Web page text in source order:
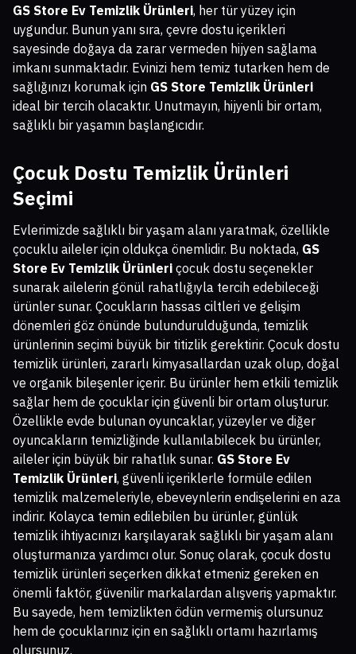
GS Store Ev Temizlik Ürünleri, her tür yüzey için
uygundur. Bunun yanı sıra, çevre dostu içerikleri
sayesinde doğaya da zarar vermeden hijyen sağlama
imkanı sunmaktadır. Evinizi hem temiz tutarken hem de
sağlığınızı korumak için GS Store Temizlik Ürünleri
ideal bir tercih olacaktır. Unutmayın, hijyenli bir ortam,
sağlıklı bir yaşamın başlangıcıdır.
Çocuk Dostu Temizlik Ürünleri
Seçimi
Evlerimizde sağlıklı bir yaşam alanı yaratmak, özellikle
çocuklu aileler için oldukça önemlidir. Bu noktada, GS
Store Ev Temizlik Ürünleri çocuk dostu seçenekler
sunarak ailelerin gönül rahatlığıyla tercih edebileceği
ürünler sunar. Çocukların hassas ciltleri ve gelişim
dönemleri göz önünde bulundurulduğunda, temizlik
ürünlerinin seçimi büyük bir titizlik gerektirir. Çocuk dostu
temizlik ürünleri, zararlı kimyasallardan uzak olup, doğal
ve organik bileşenler içerir. Bu ürünler hem etkili temizlik
sağlar hem de çocuklar için güvenli bir ortam oluşturur.
Özellikle evde bulunan oyuncaklar, yüzeyler ve diğer
oyuncakların temizliğinde kullanılabilecek bu ürünler,
aileler için büyük bir rahatlık sunar. GS Store Ev
Temizlik Ürünleri, güvenli içeriklerle formüle edilen
temizlik malzemeleriyle, ebeveynlerin endişelerini en aza
indirir. Kolayca temin edilebilen bu ürünler, günlük
temizlik ihtiyacınızı karşılayarak sağlıklı bir yaşam alanı
oluşturmanıza yardımcı olur. Sonuç olarak, çocuk dostu
temizlik ürünleri seçerken dikkat etmeniz gereken en
önemli faktör, güvenilir markalardan alışveriş yapmaktır.
Bu sayede, hem temizlikten ödün vermemiş olursunuz
hem de çocuklarınız için en sağlıklı ortamı hazırlamış
olursunuz.